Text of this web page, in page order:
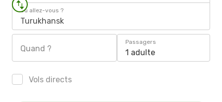
Où allez-vous ?
Turukhansk
Quand ?
Passagers
1 adulte
Vols directs